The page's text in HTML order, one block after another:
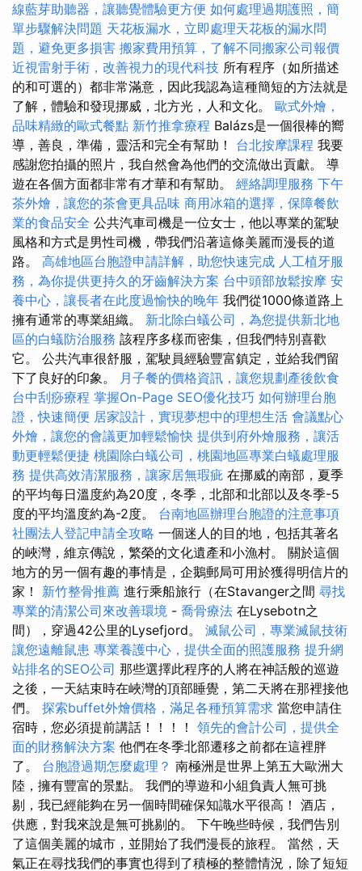
線藍芽助聽器，讓聽覺體驗更方便 如何處理過期護照，簡
單步驟解決問題 天花板漏水，立即處理天花板的漏水問
題，避免更多損害 搬家費用預算，了解不同搬家公司報價
近視雷射手術，改善視力的現代科技 所有程序（如所描述
的和可選的）都非常滿意，因此我認為這種簡短的方法就是
了解，體驗和發現挪威，北方光，人和文化。 歐式外燴，
品味精緻的歐式餐點 新竹推拿療程 Balázs是一個很棒的嚮
導，善良，準備，靈活和完全有幫助！ 台北按摩課程 我要
感謝您拍攝的照片，我自然會為他們的交流做出貢獻。 導
遊在各個方面都非常有才華和有幫助。 經絡調理服務 下午
茶外燴，讓您的茶會更具品味 商用冰箱的選擇，保障餐飲
業的食品安全 公共汽車司機是一位女士，他以專業的駕駛
風格和方式是男性司機，帶我們沿著這條美麗而漫長的道
路。 高雄地區台胞證申請詳解，助您快速完成 人工植牙服
務，為你提供更持久的牙齒解決方案 台中頭部放鬆按摩 安
養中心，讓長者在此度過愉快的晚年 我們從1000條道路上
擁有通常的專業組織。 新北除白蟻公司，為您提供新北地
區的白蟻防治服務 該程序多樣而密集，但我們特別喜歡
它。 公共汽車很舒服，駕駛員經驗豐富鎮定，並給我們留
下了良好的印象。 月子餐的價格資訊，讓您規劃產後飲食
台中刮痧療程 掌握On-Page SEO優化技巧 如何辦理台胞
證，快速簡便 居家設計，實現夢想中的理想生活 會議點心
外燴，讓您的會議更加輕鬆愉快 提供到府外燴服務，讓活
動更輕鬆便捷 桃園除白蟻公司，桃園地區專業白蟻處理服
務 提供高效清潔服務，讓家居無瑕疵 在挪威的南部，夏季
的平均每日溫度約為20度，冬季，北部和北部以及冬季-5
度的平均溫度約為-2度。 台南地區辦理台胞證的注意事項
社團法人登記申請全攻略 一個迷人的目的地，包括其著名
的峽灣，維京傳說，繁榮的文化遺產和小漁村。 關於這個
地方的另一個有趣的事情是，企鵝郵局可用於獲得明信片的
家！ 新竹整骨推薦 進行乘船旅行（在Stavanger之間 尋找
專業的清潔公司來改善環境 - 喬骨療法 在Lysebotn之
間），穿過42公里的Lysefjord。 滅鼠公司，專業滅鼠技術
讓您遠離鼠患 專業養護中心，提供全面的照護服務 提升網
站排名的SEO公司 那些選擇此程序的人將在神話般的巡遊
之後，一天結束時在峽灣的頂部睡覺，第二天將在那裡接他
們。 探索buffet外燴價格，滿足各種預算需求 當您申請住
宿時，您必須提前講話！！！！ 領先的會計公司，提供全
面的財務解決方案 他們在冬季北部遷移之前都在這裡胖
了。 台胞證過期怎麼處理？ 南極洲是世界上第五大歐洲大
陸，擁有豐富的景點。 我們的導遊和小組負責人無可挑
剔，我已經能夠在另一個時間確保知識水平很高！ 酒店，
供應，對我來說是無可挑剔的。 下午晚些時候，我們告別
了這個美麗的城市，並開始了我們漫長的旅程。 當然，天
氣正在尋找我們的事實也得到了積極的整體情況，除了短短